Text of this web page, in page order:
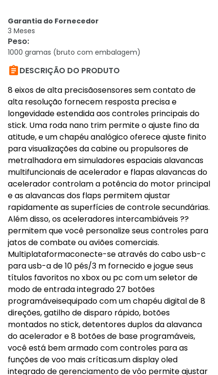
Garantia do Fornecedor
3 Meses
Peso:
1000 gramas (bruto com embalagem)
DESCRIÇÃO DO PRODUTO
8 eixos de alta precisãosensores sem contato de
alta resolução fornecem resposta precisa e
longevidade estendida aos controles principais do
stick. Uma roda nano trim permite o ajuste fino da
atitude, e um chapéu analógico oferece ajuste finito
para visualizações da cabine ou propulsores de
metralhadora em simuladores espaciais alavancas
multifuncionais de acelerador e flapas alavancas do
acelerador controlam a potência do motor principal
e as alavancas dos flaps permitem ajustar
rapidamente as superfícies de controle secundárias.
Além disso, os aceleradores intercambiáveis ??
permitem que você personalize seus controles para
jatos de combate ou aviões comerciais.
Multiplataformaconecte-se através do cabo usb-c
para usb-a de 10 pés/3 m fornecido e jogue seus
títulos favoritos no xbox ou pc com um seletor de
modo de entrada integrado 27 botões
programáveisequipado com um chapéu digital de 8
direções, gatilho de disparo rápido, botões
montados no stick, detentores duplos da alavanca
do acelerador e 8 botões de base programáveis,
você está bem armado com controles para as
funções de voo mais críticas.um display oled
integrado de gerenciamento de vôo permite ajustar